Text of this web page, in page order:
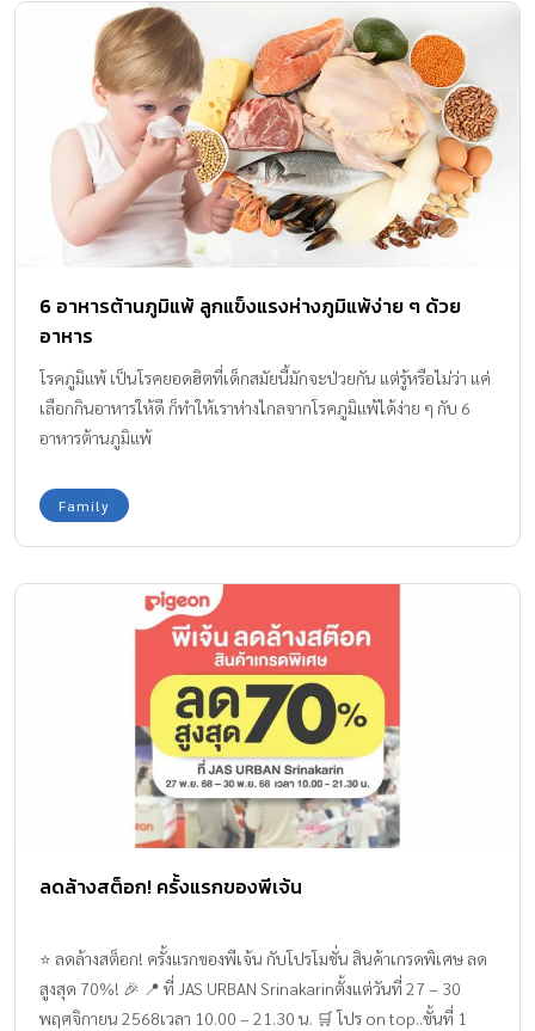
6 อาหารต้านภูมิแพ้ ลูกแข็งแรงห่างภูมิแพ้ง่าย ๆ ด้วย
อาหาร
โรคภูมิแพ้ เป็นโรคยอดฮิตที่เด็กสมัยนี้มักจะป่วยกัน แต่รู้หรือไม่ว่า แค่
เลือกกินอาหารให้ดี ก็ทำให้เราห่างไกลจากโรคภูมิแพ้ได้ง่าย ๆ กับ 6
อาหารต้านภูมิแพ้
Family
ลดล้างสต็อก! ครั้งแรกของพีเจ้น
⭐ ลดล้างสต็อก! ครั้งแรกของพีเจ้น กับโปรโมชั่น สินค้าเกรดพิเศษ ลด
สูงสุด 70%! 🎉 📍 ที่ JAS URBAN Srinakarinตั้งแต่วันที่ 27 – 30
พฤศจิกายน 2568เวลา 10.00 – 21.30 น. 🛒 โปร on top..ขั้นที่ 1